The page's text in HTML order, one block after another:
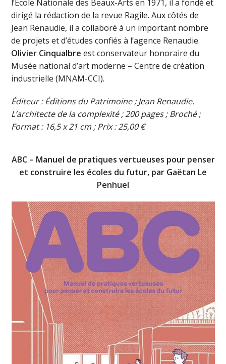
l’École Nationale des Beaux-Arts en 1971, il a fondé et
dirigé la rédaction de la revue Ragile. Aux côtés de
Jean Renaudie, il a collaboré à un important nombre
de projets et d’études confiés à l’agence Renaudie.
Olivier Cinqualbre est conservateur honoraire du
Musée national d’art moderne – Centre de création
industrielle (MNAM-CCI).
Éditeur : Éditions du Patrimoine ; Jean Renaudie.
L’architecte de la complexité ; 200 pages ; Broché ;
Format : 16,5 x 21 cm ; Prix : 25,00 €
ABC – Manuel de pratiques vertueuses pour penser
et construire les écoles du futur, par Gaëtan Le
Penhuel